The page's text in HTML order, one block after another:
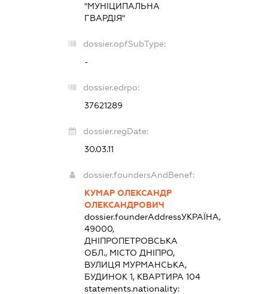
"МУНІЦИПАЛЬНА
ГВАРДІЯ"
dossier.opfSubType:
-
dossier.edrpo:
37621289
dossier.regDate:
30.03.11
dossier.foundersAndBenef:
КУМАР ОЛЕКСАНДР
ОЛЕКСАНДРОВИЧ
dossier.founderAddressУКРАЇНА,
49000,
ДНІПРОПЕТРОВСЬКА
ОБЛ., МІСТО ДНІПРО,
ВУЛИЦЯ МУРМАНСЬКА,
БУДИНОК 1, КВАРТИРА 104
statements.nationality: